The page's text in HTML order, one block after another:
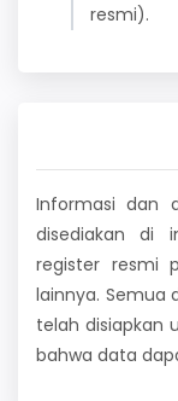
resmi).
Informasi dan
disediakan di
register resmi
lainnya. Semua
telah disiapkan
bahwa data